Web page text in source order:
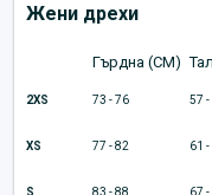
Жени дрехи
Гърдна (CM)
2XS 73 - 76 57 -
XS 77 - 82 61
S 83 - 88 67 -